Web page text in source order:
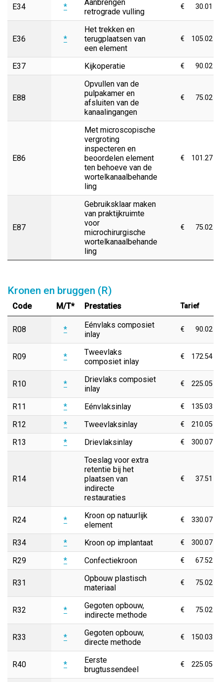
E34 *
Aanbrengen
retrograde vulling
€ 30.01
E36 *
Het trekken en
terugplaatsen van
een element
€ 105.02
E37 Kijkoperatie € 90.02
E88
Opvullen van de
pulpakamer en
afsluiten van de
kanaalingangen
€ 75.02
E86
Met microscopische
vergroting
inspecteren en
beoordelen element
ten behoeve van de
wortelkanaalbehande
ling
€ 101.27
E87
Gebruiksklaar maken
van praktijkruimte
voor
microchirurgische
wortelkanaalbehande
ling
€ 75.02
Kronen en bruggen (R)
Code M/T* Prestaties Tarief
R08 *
Eénvlaks composiet
inlay
€ 90.02
R09 *
Tweevlaks
composiet inlay
€ 172.54
R10 *
Drievlaks composiet
inlay
€ 225.05
R11 * Eénvlaksinlay € 135.03
R12 * Tweevlaksinlay € 210.05
R13 * Drievlaksinlay € 300.07
R14
Toeslag voor extra
retentie bij het
plaatsen van
indirecte
restauraties
€ 37.51
R24 *
Kroon op natuurlijk
element
€ 330.07
R34 * Kroon op implantaat € 300.07
R29 * Confectiekroon € 67.52
R31
Opbouw plastisch
materiaal
€ 75.02
R32 *
Gegoten opbouw,
indirecte methode
€ 75.02
R33 *
Gegoten opbouw,
directe methode
€ 150.03
R40 *
Eerste
brugtussendeel
€ 225.05